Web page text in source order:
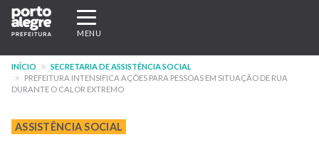
Pular
para
conteúdo
principal
Expandir/recolher
navegação
MENU
INÍCIO
SECRETARIA DE ASSISTÊNCIA SOCIAL
PREFEITURA INTENSIFICA AÇÕES PARA PESSOAS EM SITUAÇÃO DE RUA
DURANTE O CALOR EXTREMO
ASSISTÊNCIA SOCIAL